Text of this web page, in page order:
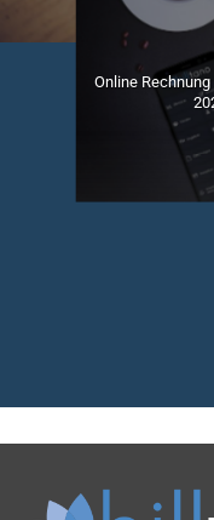
Online